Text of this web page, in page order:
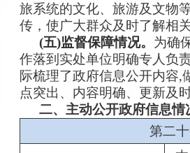
旅系统的文化、旅游及文物
传，使广大群众及时了解相关
(五)监督保障情况。 为确
作落到实处单位明确专人负
际梳理了政府信息公开内容,
点突出、内容明确、更新及时
二、主动公开政府信息情
第二